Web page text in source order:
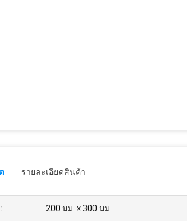
รายละเอียดสินค้า
200 มม. × 300 มม